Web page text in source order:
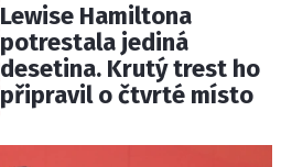
Lewise Hamiltona
potrestala jediná
desetina. Krutý trest ho
připravil o čtvrté místo